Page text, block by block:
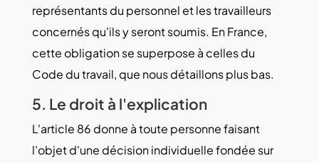
représentants du personnel et les travailleurs
concernés qu'ils y seront soumis. En France,
cette obligation se superpose à celles du
Code du travail, que nous détaillons plus bas.
5. Le droit à l'explication
L'article 86 donne à toute personne faisant
l'objet d'une décision individuelle fondée sur